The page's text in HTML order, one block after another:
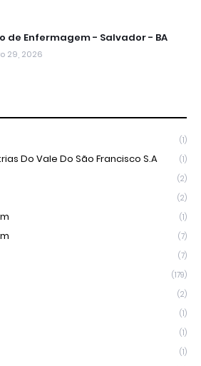
de Enfermagem - Salvador - BA
29, 2026
(1)
Do Vale Do São Francisco S.A (1)
(2)
(2)
(1)
(7)
(7)
(179)
(2)
(1)
(1)
(1)